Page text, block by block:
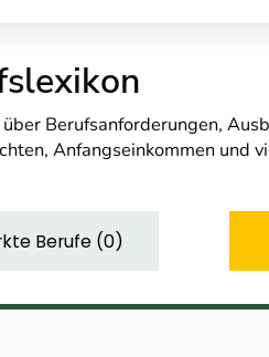
Berufsanforderungen,
Anfangseinkommen und
Berufe (0)